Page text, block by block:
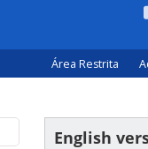
Área Restrita
English